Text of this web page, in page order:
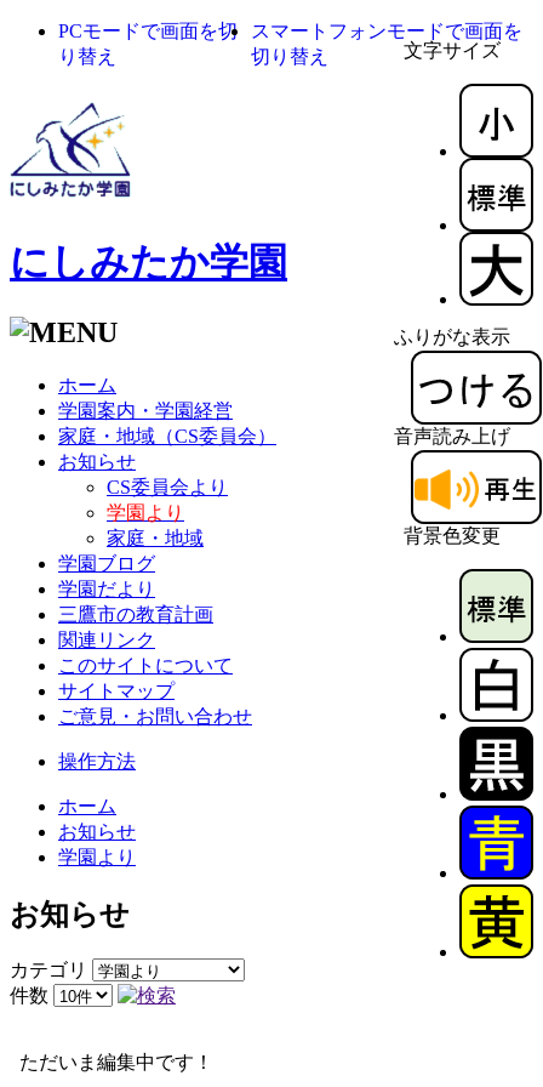
文字サイズ
ふりがな表示
音声読み上げ
背景色変更
PCモードで画面を切
り替え
スマートフォンモードで画面を
切り替え
にしみたか学園
ホーム
学園案内・学園経営
家庭・地域（CS委員会）
お知らせ
CS委員会より
学園より
家庭・地域
学園ブログ
学園だより
三鷹市の教育計画
関連リンク
このサイトについて
サイトマップ
ご意見・お問い合わせ
操作方法
ホーム
お知らせ
学園より
お知らせ
カテゴリ
件数
ただいま編集中です！